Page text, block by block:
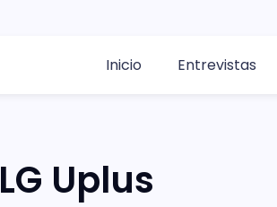
Inicio Entrevistas
LG Uplus